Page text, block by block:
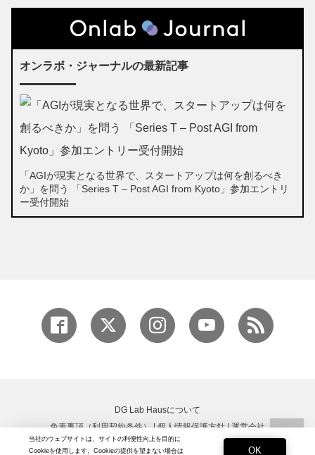
オンラボ・ジャーナルの最新記事
「AGIが現実となる世界で、スタートアップは何を創るべき
か」を問う 「Series T – Post AGI from Kyoto」参加エントリ
ー受付開始
DG Lab Hausについて
免責事項（利用契約条件）|個人情報保護方針|運営会社
Copyright © DG Lab All rights reserved.
当社のウェブサイトは、サイトの利便性向上を目的に
Cookieを使用します。Cookieの提供を望まない場合は
OK